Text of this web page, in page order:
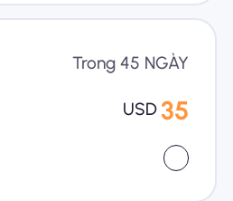
Trong 45 NGÀY
USD 35